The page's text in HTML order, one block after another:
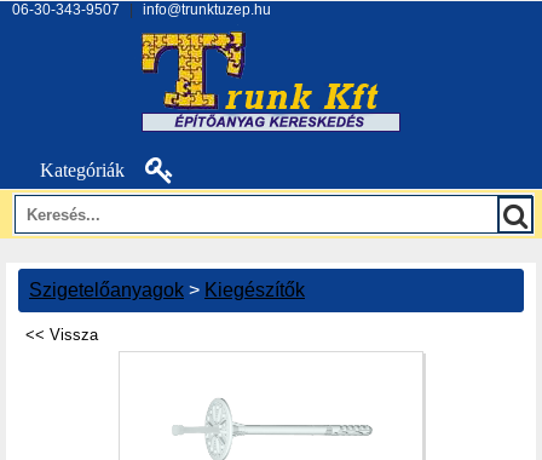
06-30-343-9507 info@trunktuzep.hu
Kategóriák
Szigetelőanyagok > Kiegészítők